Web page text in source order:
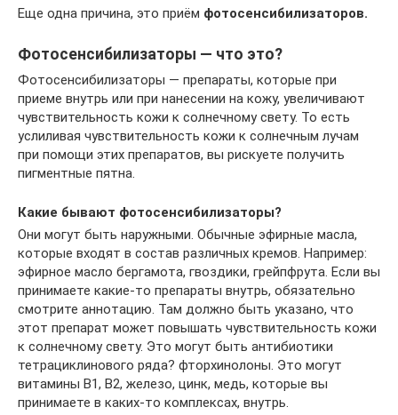
Еще одна причина, это приём фотосенсибилизаторов.
Фотосенсибилизаторы — что это?
Фотосенсибилизаторы — препараты, которые при
приеме внутрь или при нанесении на кожу, увеличивают
чувствительность кожи к солнечному свету. То есть
услиливая чувствительность кожи к солнечным лучам
при помощи этих препаратов, вы рискуете получить
пигментные пятна.
Какие бывают фотосенсибилизаторы?
Они могут быть наружными. Обычные эфирные масла,
которые входят в состав различных кремов. Например:
эфирное масло бергамота, гвоздики, грейпфрута. Если вы
принимаете какие-то препараты внутрь, обязательно
смотрите аннотацию. Там должно быть указано, что
этот препарат может повышать чувствительность кожи
к солнечному свету. Это могут быть антибиотики
тетрациклинового ряда? фторхинолоны. Это могут
витамины B1, B2, железо, цинк, медь, которые вы
принимаете в каких-то комплексах, внутрь.